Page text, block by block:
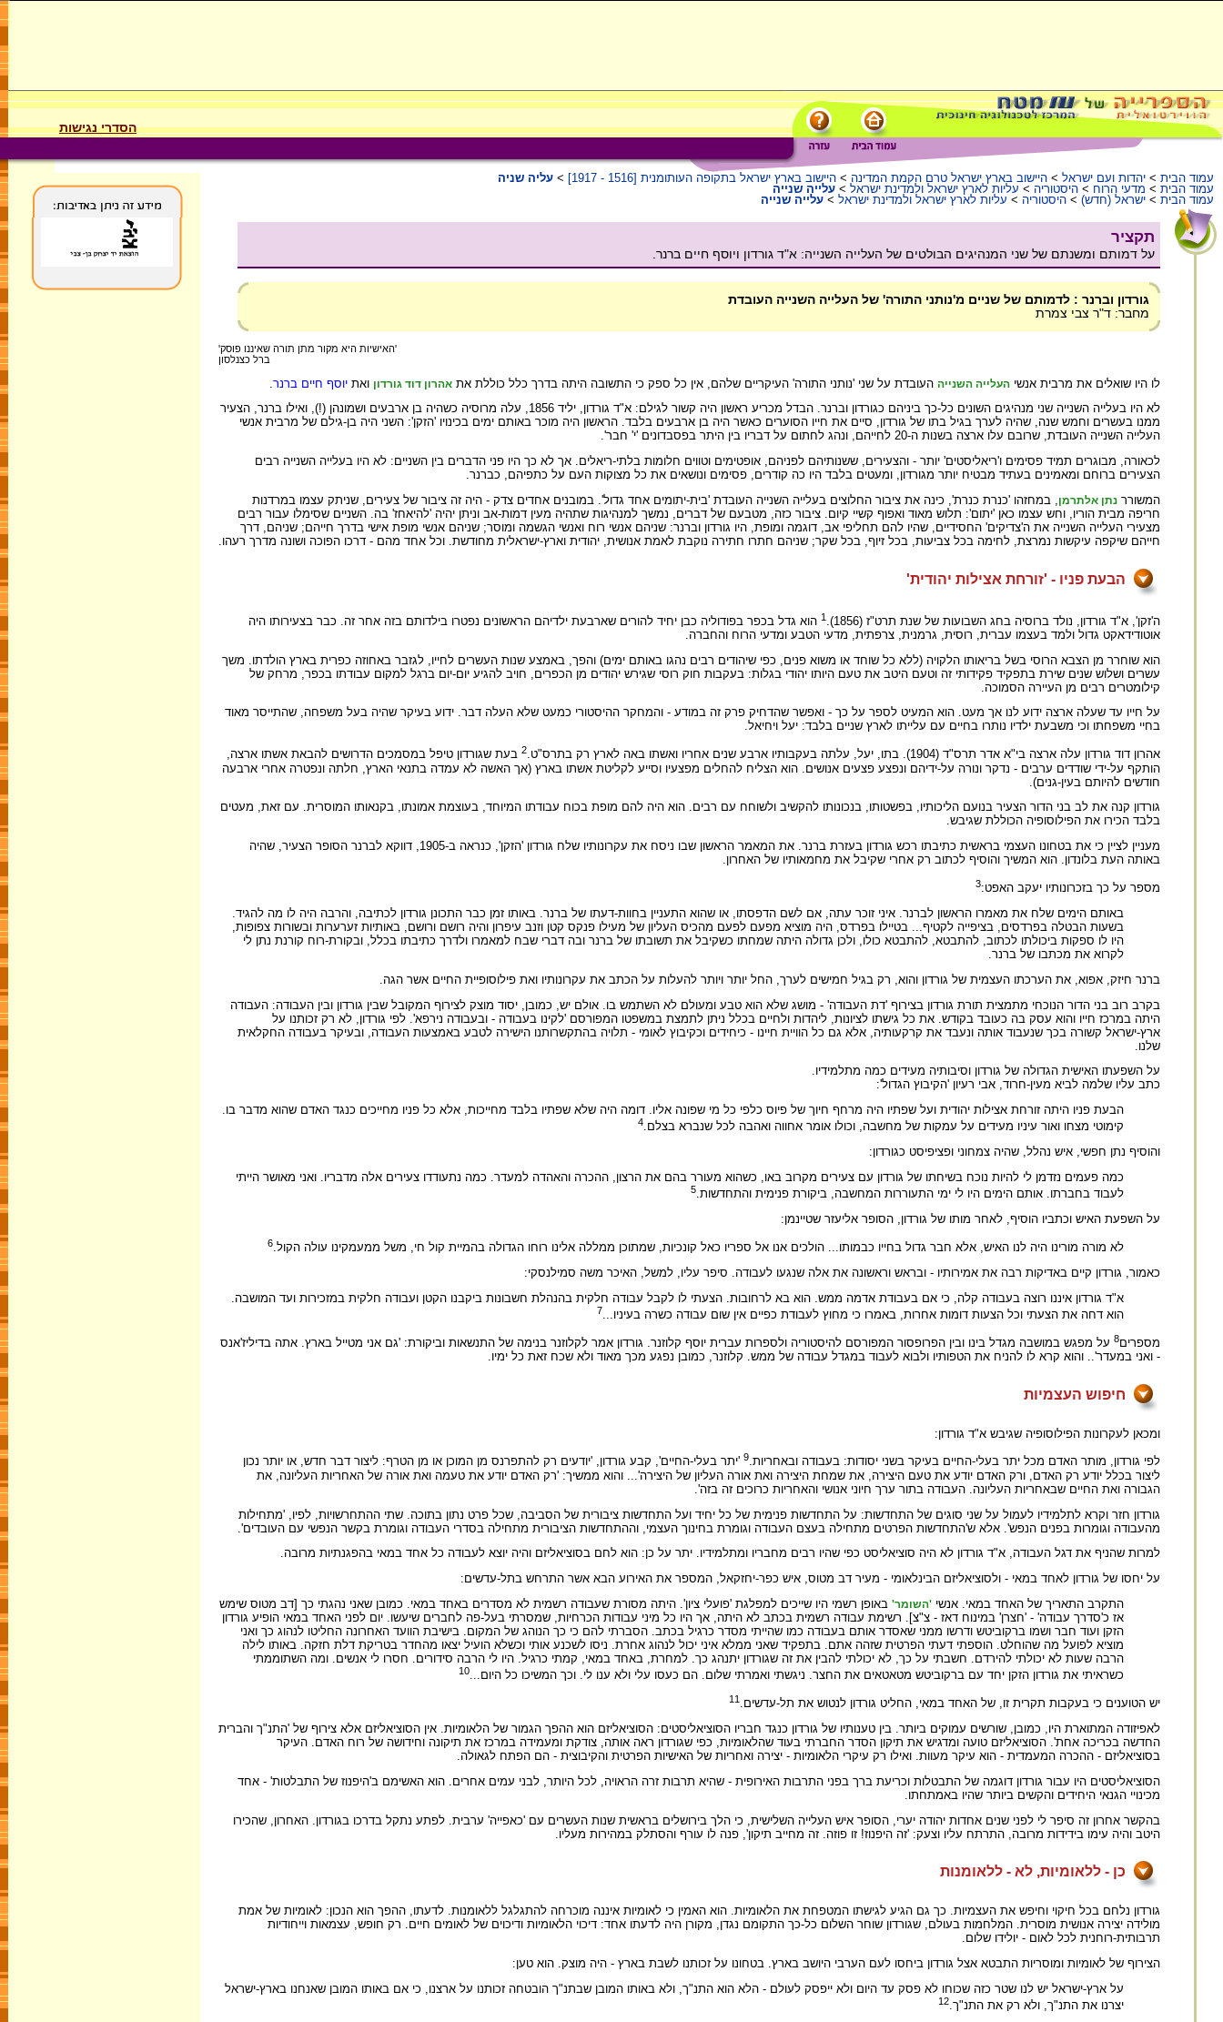
הסדרי נגישות
עמוד הבית > יהדות ועם ישראל > היישוב בארץ ישראל טרם הקמת המדינה > היישוב בארץ ישראל בתקופה העותומנית [1516 - 1917] > עליה שניה
עמוד הבית > מדעי הרוח > היסטוריה > עליות לארץ ישראל ולמדינת ישראל > עלייה שנייה
עמוד הבית > ישראל (חדש) > היסטוריה > עליות לארץ ישראל ולמדינת ישראל > עלייה שנייה
תקציר
על דמותם ומשנתם של שני המנהיגים הבולטים של העלייה השנייה: א"ד גורדון ויוסף חיים ברנר.
גורדון וברנר : לדמותם של שניים מ'נותני התורה' של העלייה השנייה העובדת
מחבר: ד"ר צבי צמרת
'האישיות היא מקור מתן תורה שאיננו פוסק'
ברל כצנלסון
לו היו שואלים את מרבית אנשי העלייה השנייה העובדת על שני 'נותני התורה' העיקריים שלהם, אין כל ספק כי התשובה היתה בדרך כלל כוללת את אהרון דוד גורדון ואת יוסף חיים ברנר
לא היו בעלייה השנייה שני מנהיגים השונים כל-כך ביניהם כגורדון וברנר. הבדל מכריע ראשון היה קשור לגילם: א"ד גורדון, יליד 1856, עלה מרוסיה כשהיה בן ארבעים ושמונהן (!), ואילו ברנר, הצעיר
ממנו בעשרים וחמש שנה, שהיה לערך בגיל בתו של גורדון, סיים את חייו הסוערים כאשר היה בן ארבעים בלבד. הראשון היה מוכר באותם ימים בכינויו 'הזקן': השני היה בן-גילם של מרבית אנשי
העלייה השנייה העובדת, שרובם עלו ארצה בשנות ה-20 לחייהם, ונהג לחתום על דבריו בין היתר בפסבדונים 'י' חבר'.
לכאורה, מבוגרים תמיד פסימים ו'ריאליסטים' יותר - והצעירים, ששנותיהם לפניהם, אופטימים וטווים חלומות בלתי-ריאלים. אך לא כך היו פני הדברים בין השניים: לא היו בעלייה השנייה רבים
הצעירים ברוחם ומאמינים בעתיד מבטיח יותר מגורדון, ומעטים בלבד היו כה קודרים, פסימים ונושאים את כל מצוקות העם על כתפיהם, כברנר.
המשורר נתן אלתרמן
, במחזהו 'כנרת כנרת', כינה את ציבור החלוצים בעלייה השנייה העובדת 'בית-יתומים אחד גדול'. במובנים אחדים צדק - היה זה ציבור של צעירים, שניתק עצמו במרדנות
חריפה מבית הוריו, וחש עצמו כאן 'יתום': תלוש מאוד ואפוף קשיי קיום. ציבור כזה, מטבעם של דברים, נמשך למנהיגות שתהיה מעין דמות-אב וניתן יהיה 'להיאחז' בה. השניים שסימלו עבור רבים
מצעירי העלייה השנייה את ה'צדיקים' החסידיים, שהיו להם תחליפי אב, דוגמה ומופת, היו גורדון וברנר: שניהם אנשי רוח ואנשי הגשמה ומוסר; שניהם אנשי מופת אישי בדרך חייהם; שניהם, דרך
חייהם שיקפה עיקשות נמרצת, לחימה בכל צביעות, בכל זיוף, בכל שקר; שניהם חתרו חתירה נוקבת לאמת אנושית, יהודית וארץ-ישראלית מחודשת. וכל אחד מהם - דרכו הפוכה ושונה מדרך רעהו.
הבעת פניו - 'זורחת אצילות יהודית'
ה'זקן', א"ד גורדון, נולד ברוסיה בחג השבועות של שנת תרט"ז (1856). 1 הוא גדל בכפר בפודוליה כבן יחיד להורים שארבעת ילדיהם הראשונים נפטרו בילדותם בזה אחר זה. כבר בצעירותו היה
אוטודידאקט גדול ולמד בעצמו עברית, רוסית, גרמנית, צרפתית, מדעי הטבע ומדעי הרוח והחברה.
הוא שוחרר מן הצבא הרוסי בשל בריאותו הלקויה (ללא כל שוחד או משוא פנים, כפי שיהודים רבים נהגו באותם ימים) והפך, באמצע שנות העשרים לחייו, לגזבר באחוזה כפרית בארץ הולדתו. משך
עשרים ושלוש שנים שירת בתפקיד פקידותי זה וטעם היטב את טעם היותו יהודי בגלות: בעקבות חוק רוסי שגירש יהודים מן הכפרים, חויב להגיע יום-יום ברגל למקום עבודתו בכפר, מרחק של
קילומטרים רבים מן העיירה הסמוכה.
על חייו עד שעלה ארצה ידוע לנו אך מעט. הוא המעיט לספר על כך - ואפשר שהדחיק פרק זה במודע - והמחקר ההיסטורי כמעט שלא העלה דבר. ידוע בעיקר שהיה בעל משפחה, שהתייסר מאוד
בחיי משפחתו וכי משבעת ילדיו נותרו בחיים עם עלייתו לארץ שניים בלבד: יעל ויחיאל.
אהרון דוד גורדון עלה ארצה בי"א אדר תרס"ד (1904). בתו, יעל, עלתה בעקבותיו ארבע שנים אחריו ואשתו באה לארץ רק בתרס"ט. 2 בעת שגורדון טיפל במסמכים הדרושים להבאת אשתו ארצה,
הותקף על-ידי שודדים ערבים - נדקר ונורה על-ידיהם ונפצע פצעים אנושים. הוא הצליח להחלים מפצעיו וסייע לקליטת אשתו בארץ (אך האשה לא עמדה בתנאי הארץ, חלתה ונפטרה אחרי ארבעה
חודשים להיותם בעין-גנים).
גורדון קנה את לב בני הדור הצעיר בנועם הליכותיו, בפשטותו, בנכונותו להקשיב ולשוחח עם רבים. הוא היה להם מופת בכוח עבודתו המיוחד, בעוצמת אמונתו, בקנאותו המוסרית. עם זאת, מעטים
בלבד הכירו את הפילוסופיה הכוללת שגיבש.
מעניין לציין כי את בטחונו העצמי בראשית כתיבתו רכש גורדון בעזרת ברנר. את המאמר הראשון שבו ניסח את עקרונותיו שלח גורדון 'הזקן', כנראה ב-1905, דווקא לברנר הסופר הצעיר, שהיה
באותה העת בלונדון. הוא המשיך והוסיף לכתוב רק אחרי שקיבל את מחמאותיו של האחרון.
מספר על כך בזכרונותיו יעקב האפט:3
באותם הימים שלח את מאמרו הראשון לברנר. איני זוכר עתה, אם לשם הדפסתו, או שהוא התעניין בחוות-דעתו של ברנר. באותו זמן כבר התכונן גורדון לכתיבה, והרבה היה לו מה להגיד.
בשעות הבטלה בפרדסים, בציפייה לקטיף... בטיילו בפרדס, היה מוציא מפעם לפעם מהכיס העליון של מעילו פנקס קטן וזנב עיפרון והיה רושם ורושם, באותיות זערערות ובשורות צפופות,
היו לו ספקות ביכולתו לכתוב, להתבטא, להתבטא כולו, ולכן גדולה היתה שמחתו כשקיבל את תשובתו של ברנר ובה דברי שבח למאמרו ולדרך כתיבתו בכלל, ובקורת-רוח קורנת נתן לי
לקרוא את מכתבו של ברנר.
ברנר חיזק, אפוא, את הערכתו העצמית של גורדון והוא, רק בגיל חמישים לערך, החל יותר ויותר להעלות על הכתב את עקרונותיו ואת פילוסופיית החיים אשר הגה.
בקרב רוב בני הדור הנוכחי מתמצית תורת גורדון בצירוף 'דת העבודה' - מושג שלא הוא טבע ומעולם לא השתמש בו. אולם יש, כמובן, יסוד מוצק לצירוף המקובל שבין גורדון ובין העבודה: העבודה
היתה במרכז חייו והוא עסק בה כעובד בקודש. את כל גישתו לציונות, ליהדות ולחיים בכלל ניתן לתמצת במשפטו המפורסם 'לקינו בעבודה - ובעבודה נירפא'. לפי גורדון, לא רק זכותנו על
ארץ-ישראל קשורה בכך שנעבוד אותה ונעבד את קרקעותיה, אלא גם כל הוויית חיינו - כיחידים וכקיבוץ לאומי - תלויה בהתקשרותנו הישירה לטבע באמצעות העבודה, ובעיקר בעבודה החקלאית
שלנו.
על השפעתו האישית הגדולה של גורדון וסיבותיה מעידים כמה מתלמידיו.
כתב עליו שלמה לביא מעין-חרוד, אבי רעיון 'הקיבוץ הגדול':
הבעת פניו היתה זורחת אצילות יהודית ועל שפתיו היה מרחף חיוך של פיוס כלפי כל מי שפונה אליו. דומה היה שלא שפתיו בלבד מחייכות, אלא כל פניו מחייכים כנגד האדם שהוא מדבר בו.
קימוטי מצחו ואור עיניו מעידים על עמקות של מחשבה, וכולו אומר אחווה ואהבה לכל שנברא בצלם.4
והוסיף נתן חפשי, איש נהלל, שהיה צמחוני ופציפיסט כגורדון:
כמה פעמים נזדמן לי להיות נוכח בשיחתו של גורדון עם צעירים מקרוב באו, כשהוא מעורר בהם את הרצון, ההכרה והאהדה למעדר. כמה נתעודדו צעירים אלה מדבריו. ואני מאושר הייתי
לעבוד בחברתו. אותם הימים היו לי ימי התעוררות המחשבה, ביקורת פנימית והתחדשות.5
על השפעת האיש וכתביו הוסיף, לאחר מותו של גורדון, הסופר אליעזר שטיינמן:
לא מורה מורינו היה לנו האיש, אלא חבר גדול בחייו כבמותו... הולכים אנו אל ספריו כאל קונכיות, שמתוכן ממללה אלינו רוחו הגדולה בהמיית קול חי, משל ממעמקינו עולה הקול.6
כאמור, גורדון קיים באדיקות רבה את אמירותיו - ובראש וראשונה את אלה שנגעו לעבודה. סיפר עליו, למשל, האיכר משה סמילנסקי:
א"ד גורדון איננו רוצה בעבודה קלה, כי אם בעבודת אדמה ממש. הוא בא לרחובות. הצעתי לו לקבל עבודה חלקית בהנהלת חשבונות ביקבנו הקטן ועבודה חלקית במזכירות ועד המושבה.
הוא דחה את הצעתי וכל הצעות דומות אחרות, באמרו כי מחוץ לעבודת כפיים אין שום עבודה כשרה בעיניו...
7
מספרים8 על מפגש במושבה מגדל בינו ובין הפרופסור המפורסם להיסטוריה ולספרות עברית יוסף קלוזנר. גורדון אמר לקלוזנר בנימה של התנשאות וביקורת: 'גם אני מטייל בארץ. אתה בדיליז'אנס
- ואני במעדר'.. והוא קרא לו להניח את הטפותיו ולבוא לעבוד במגדל עבודה של ממש. קלוזנר, כמובן נפגע מכך מאוד ולא שכח זאת כל ימיו.
חיפוש העצמיות
ומכאן לעקרונות הפילוסופיה שגיבש א"ד גורדון:
לפי גורדון, מותר האדם מכל יתר בעלי-החיים בעיקר בשני יסודות: בעבודה ובאחריות.9 'יתר בעלי-החיים', קבע גורדון, 'יודעים רק להתפרנס מן המוכן או מן הטרף: ליצור דבר חדש, או יותר נכון
ליצור בכלל יודע רק האדם, ורק האדם יודע את טעם היצירה, את שמחת היצירה ואת אורה העליון של היצירה'... והוא ממשיך: 'רק האדם יודע את טעמה ואת אורה של האחריות העליונה, את
הגבורה ואת החיים שבאחריות העליונה. העבודה בתור ערך חיוני אנושי והאחריות כרוכים זה בזה'.
גורדון חזר וקרא לתלמידיו לעמול על שני סוגים של התחדשות: על התחדשות פנימית של כל יחיד ועל התחדשות ציבורית של הסביבה, שכל פרט נתון בתוכה. שתי ההתחרשויות, לפיו, 'מתחילות
מהעבודה וגומרות בפנים הנפש'. אלא ש'התחדשות הפרטים מתחילה בעצם העבודה וגומרת בחינוך העצמי, וההתחדשות הציבורית מתחילה בסדרי העבודה וגומרת בקשר הנפשי עם העובדים'.
למרות שהניף את דגל העבודה, א"ד גורדון לא היה סוציאליסט כפי שהיו רבים מחבריו ומתלמידיו. יתר על כן: הוא לחם בסוציאליזם והיה יוצא לעבודה כל אחד במאי בהפגנתיות מרובה.
על יחסו של גורדון לאחד במאי - ולסוציאליזם הבינלאומי - מעיר דב מטוס, איש כפר-יחזקאל, המספר את האירוע הבא אשר התרחש בתל-עדשים:
התקרב התאריך של האחד במאי. אנשי 'השומר' באופן רשמי היו שייכים למפלגת 'פועלי ציון'. היתה מסורת שעבודה רשמית לא מסדרים באחד במאי. כמובן שאני נהגתי כך [דב מטוס שימש
אז כ'סדרך עבודה' - 'חצרן' במינוח דאז - צ"צ]. רשימת עבודה רשמית בכתב לא היתה, אך היו כל מיני עבודות הכרחיות, שמסרתי בעל-פה לחברים שיעשו. יום לפני האחד במאי הופיע גורדון
הזקן ועוד חבר ושמו ברקוביטש ודרשו ממני שאסדר אותם בעבודה כמו שהייתי מסדר כרגיל בכתב. הסברתי להם כי כך הנוהג של המקום. בישיבת הוועד האחרונה החליטו לנהוג כך ואני
מוציא לפועל מה שהוחלט. הוספתי דעתי הפרטית שזהה אתם. בתפקיד שאני ממלא איני יכול לנהוג אחרת. ניסו לשכנע אותי וכשלא הועיל יצאו מהחדר בטריקת דלת חזקה. באותו לילה
הרבה שעות לא יכולתי להירדם. חשבתי על כך, לא יכולתי להבין את זה שגורדון יתנהג כך. למחרת, באחד במאי, קמתי כרגיל. היו לי הרבה סידורים. חסרו לי אנשים. ומה השתוממתי
כשראיתי את גורדון הזקן יחד עם ברקוביטש מטאטאים את החצר. ניגשתי ואמרתי שלום. הם כעסו עלי ולא ענו לי. וכך המשיכו כל היום...10
יש הטוענים כי בעקבות תקרית זו, של האחד במאי, החליט גורדון לנטוש את תל-עדשים. 11
לאפיזודה המתוארת היו, כמובן, שורשים עמוקים ביותר. בין טענותיו של גורדון כנגד חבריו הסוציאליסטים: הסוציאליזם הוא ההפך הגמור של הלאומיות. אין הסוציאליזם אלא צירוף של 'התנ"ך והברית
החדשה בכריכה אחת'. הסוציאליזם טועה ומדגיש את תיקון הסדר החברתי בעוד שהלאומיות, כפי שגורדון ראה אותה, צודקת ומעמידה במרכז את תיקונה וחידושה של רוח האדם. העיקר
בסוציאליזם - ההכרה המעמדית - הוא עיקר מעוות. ואילו רק עיקרי הלאומיות - יצירה ואחריות של האישיות הפרטית והקיבוצית - הם הפתח לגאולה.
הסוציאליסטים היו עבור גורדון דוגמה של התבטלות וכריעת ברך בפני התרבות האירופית - שהיא תרבות זרה הראויה, לכל היותר, לבני עמים אחרים. הוא האשימם ב'היפנוז של התבלטות' - אחד
מכינויי הגנאי היחידים והקשים ביותר שהיו באמתחתו.
בהקשר אחרון זה סיפר לי לפני שנים אחדות יהודה יערי, הסופר איש העלייה השלישית, כי הלך בירושלים בראשית שנות העשרים עם 'כאפייה' ערבית. לפתע נתקל בדרכו בגורדון. האחרון, שהכירו
היטב והיה עימו בידידות מרובה, התרתח עליו וצעק: 'זה היפנוז! זו פוזה. זה מחייב תיקון', פנה לו עורף והסתלק במהירות מעליו.
כן - ללאומיות, לא - ללאומנות
גורדון נלחם בכל חיקוי וחיפש את העצמיות. כך גם הגיע לגישתו המטפחת את הלאומיות. הוא האמין כי לאומיות איננה מוכרחה להתגלגל ללאומנות. לדעתו, ההפך הוא הנכון: לאומיות של אמת
מולידה יצירה אנושית מוסרית. המלחמות בעולם, שגורדון שוחר השלום כל-כך התקומם נגדן, מקורן היה לדעתו אחד: דיכוי הלאומיות ודיכוים של לאומים חיים. רק חופש, עצמאות וייחודיות
תרבותית-רוחנית לכל לאום - יולידו שלום.
הצירוף של לאומיות ומוסריות התבטא אצל גורדון ביחסו לעם הערבי היושב בארץ. בטחונו על זכותנו לשבת בארץ - היה מוצק. הוא טען:
על ארץ-ישראל יש לנו שטר כזה שכוחו לא פסק עד היום ולא ייפסק לעולם - הלא הוא התנ"ך, ולא באותו המובן שבתנ"ך הובטחה זכותנו על ארצנו, כי אם באותו המובן שאנחנו בארץ-ישראל
יצרנו את התנ"ך, ולא רק את התנ"ך.12